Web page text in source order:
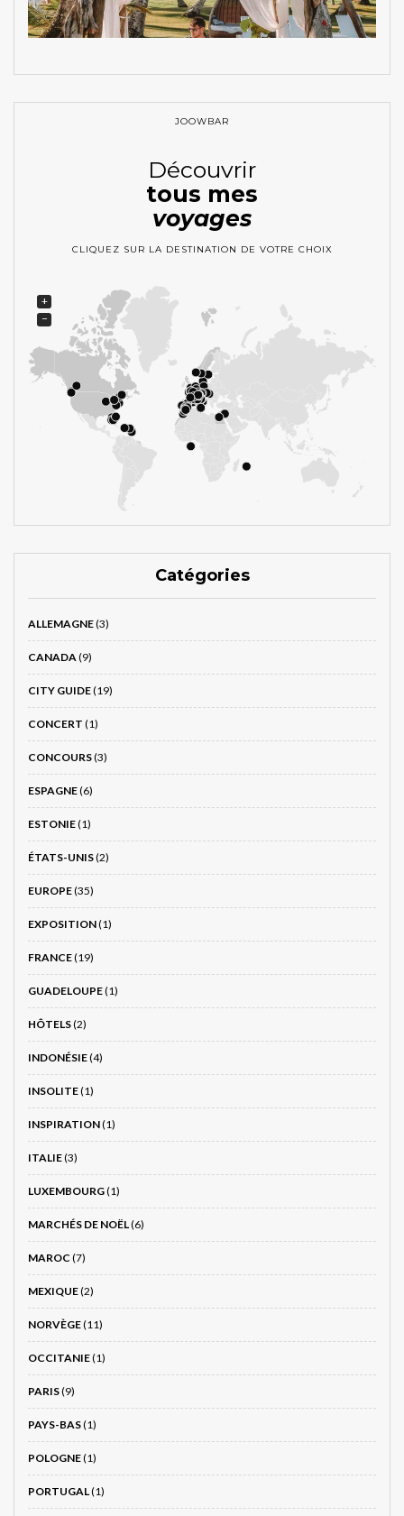
JOOWBAR
Découvrir
tous mes
voyages
CLIQUEZ SUR LA DESTINATION DE VOTRE CHOIX
+
−
Catégories
ALLEMAGNE(3)
CANADA (9)
CITY GUIDE(19)
CONCERT (1)
CONCOURS(3)
ESPAGNE(6)
ESTONIE(1)
ÉTATS-UNIS(2)
EUROPE(35)
EXPOSITION(1)
FRANCE(19)
GUADELOUPE(1)
HÔTELS(2)
INDONÉSIE(4)
INSOLITE(1)
INSPIRATION(1)
ITALIE(3)
LUXEMBOURG(1)
MARCHÉS DE NOËL(6)
MAROC (7)
MEXIQUE(2)
NORVÈGE(11)
OCCITANIE(1)
PARIS(9)
PAYS-BAS(1)
POLOGNE(1)
PORTUGAL(1)